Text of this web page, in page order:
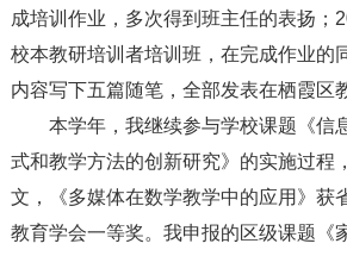
成培训作业，多次得到班主任的表扬；
校本教研培训者培训班，在完成作业的
内容写下五篇随笔，全部发表在栖霞区
本学年，我继续参与学校课题《信
式和教学方法的创新研究》的实施过程
文，《多媒体在数学教学中的应用》获
教育学会一等奖。我申报的区级课题《